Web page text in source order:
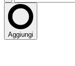
Aggiungi